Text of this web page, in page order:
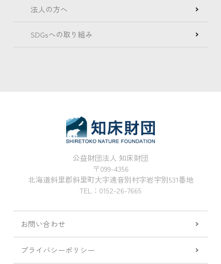
法人の方へ
SDGsへの取り組み
公益財団法人 知床財団
〒099-4356
北海道斜里郡斜里町大字遠音別村字岩宇別531番地
TEL：0152-26-7665
お問い合わせ
プライバシーポリシー